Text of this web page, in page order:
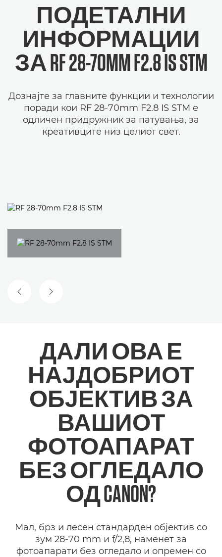
ПОДЕТАЛНИ
ИНФОРМАЦИИ
ЗА RF 28-70MM F2.8 IS STM
Дознајте за главните функции и технологии
поради кои RF 28-70mm F2.8 IS STM е
одличен придружник за патувања, за
креативците низ целиот свет.
ПРЕТХОДЕН СЛАЈД
СЛЕДЕН СЛАЈД
ДАЛИ ОВА Е
НАЈДОБРИОТ
ОБЈЕКТИВ ЗА
ВАШИОТ
ФОТОАПАРАТ
БЕЗ ОГЛЕДАЛО
ОД CANON?
Мал, брз и лесен стандарден објектив со
зум 28-70 mm и f/2,8, наменет за
фотоапарати без огледало и опремен со